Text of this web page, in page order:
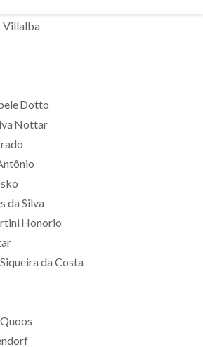
Villalba
Dotto
Nottar
da Silva
Honorio
da Costa